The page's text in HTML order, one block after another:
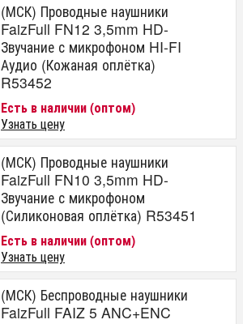
(МСК) Проводные наушники
FaizFull FN12 3,5mm HD-
Звучание с микрофоном HI-FI
Аудио (Кожаная оплётка)
R53452
Есть в наличии (оптом)
Узнать цену
(МСК) Проводные наушники
FaizFull FN10 3,5mm HD-
Звучание с микрофоном
(Силиконовая оплётка) R53451
Есть в наличии (оптом)
Узнать цену
(МСК) Беспроводные наушники
FaizFull FAIZ 5 ANC+ENC